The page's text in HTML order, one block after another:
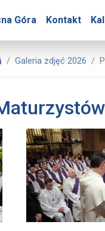
Góra Kontakt
Góry –
Biuro Prasowe Jasnej
Galeria zdjęć 2026